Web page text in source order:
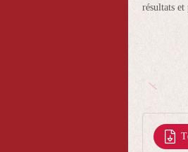
résultats et